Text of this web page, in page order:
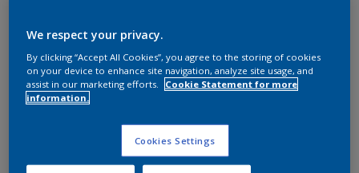
We respect your privacy.
By clicking “Accept All Cookies”, you agree to the storing of cookies
on your device to enhance site navigation, analyze site usage, and
assist in our marketing efforts.
Cookie Statement for more
information.
Cookies Settings